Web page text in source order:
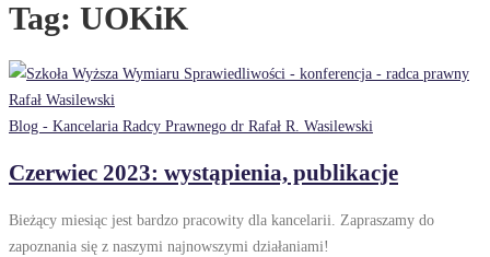
Tag: UOKiK
Blog - Kancelaria Radcy Prawnego dr Rafał R. Wasilewski
Czerwiec 2023: wystąpienia, publikacje
Bieżący miesiąc jest bardzo pracowity dla kancelarii. Zapraszamy do
zapoznania się z naszymi najnowszymi działaniami!